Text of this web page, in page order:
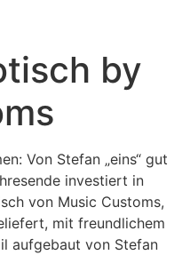
by
Von Stefan „eins“ gut
investiert in
von Music Customs,
mit freundlichem
aufgebaut von Stefan